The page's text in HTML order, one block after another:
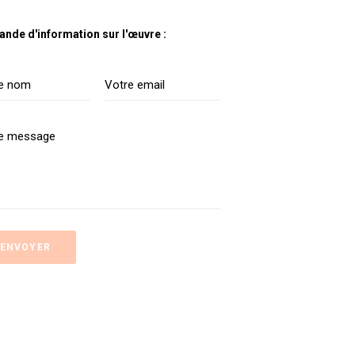
d'information sur l'œuvre :